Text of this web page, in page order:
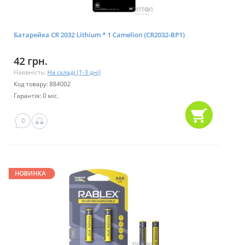
Батарейка CR 2032 Lithium * 1 Camelion (CR2032-BP1)
42 грн.
Наявність: На складі (1-3 дні)
Код товару: 884002
Гарантія: 0 міс.
0
НОВИНКА